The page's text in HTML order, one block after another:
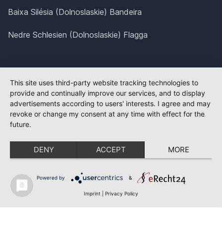
Baixa Silésia (Dolnoslaskie) Bandeira
Nedre Schlesien (Dolnoslaskie) Flagga
This site uses third-party website tracking technologies to
provide and continually improve our services, and to display
advertisements according to users' interests. I agree and may
revoke or change my consent at any time with effect for the
future.
DENY ACCEPT MORE
Powered by &
Imprint Privacy Policy